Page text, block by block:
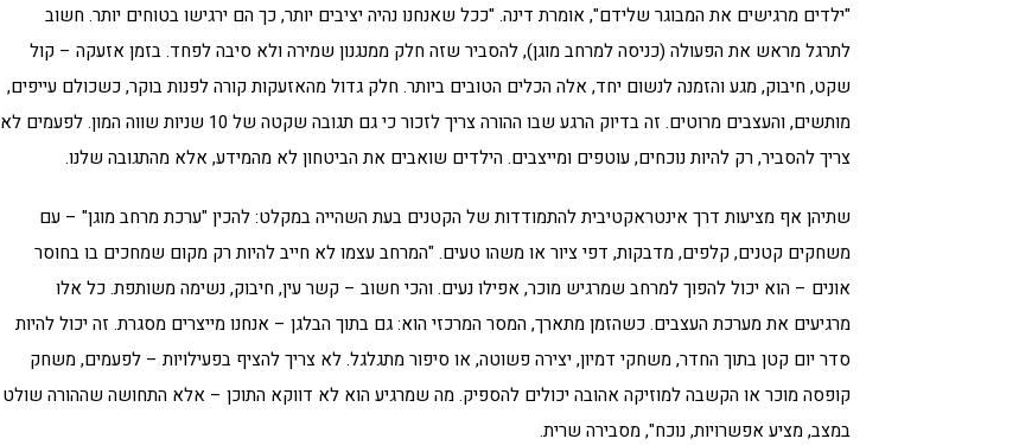
"ילדים מרגישים את המבוגר שלידם", אומרת דינה. "ככל שאנחנו נהיה יציבים יותר, כך הם ירגישו בטוחים יותר. חשוב
לתרגל מראש את הפעולה (כניסה למרחב מוגן), להסביר שזה חלק ממנגנון שמירה ולא סיבה לפחד. בזמן אזעקה – קול
שקט, חיבוק, מגע והזמנה לנשום יחד, אלה הכלים הטובים ביותר. חלק גדול מהאזעקות קורה לפנות בוקר, כשכולם עייפים,
מותשים, והעצבים מרוטים. זה בדיוק הרגע שבו ההורה צריך לזכור כי גם תגובה שקטה של 10 שניות שווה המון. לפעמים לא
צריך להסביר, רק להיות נוכחים, עוטפים ומייצבים. הילדים שואבים את הביטחון לא מהמידע, אלא מהתגובה שלנו.
שתיהן אף מציעות דרך אינטראקטיבית להתמודדות של הקטנים בעת השהייה במקלט: להכין "ערכת מרחב מוגן" – עם
משחקים קטנים, קלפים, מדבקות, דפי ציור או משהו טעים. "המרחב עצמו לא חייב להיות רק מקום שמחכים בו בחוסר
אונים – הוא יכול להפוך למרחב שמרגיש מוכר, אפילו נעים. והכי חשוב – קשר עין, חיבוק, נשימה משותפת. כל אלו
מרגיעים את מערכת העצבים. כשהזמן מתארך, המסר המרכזי הוא: גם בתוך הבלגן – אנחנו מייצרים מסגרת. זה יכול להיות
סדר יום קטן בתוך החדר, משחקי דמיון, יצירה פשוטה, או סיפור מתגלגל. לא צריך להציף בפעילויות – לפעמים, משחק
קופסה מוכר או הקשבה למוזיקה אהובה יכולים להספיק. מה שמרגיע הוא לא דווקא התוכן – אלא התחושה שההורה שולט
במצב, מציע אפשרויות, נוכח", מסבירה שרית.